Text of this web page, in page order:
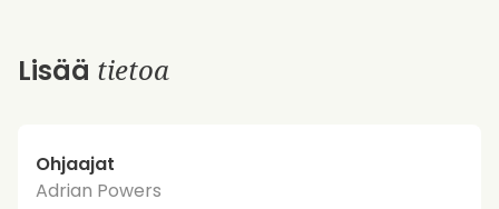
Lisää tietoa
Ohjaajat
Adrian Powers